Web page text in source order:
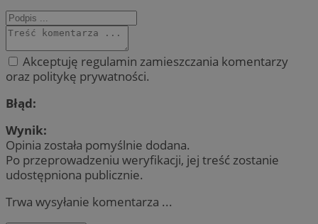
Akceptuję regulamin zamieszczania komentarzy
oraz politykę prywatności.
Błąd:
Wynik:
Opinia została pomyślnie dodana.
Po przeprowadzeniu weryfikacji, jej treść zostanie
udostępniona publicznie.
Trwa wysyłanie komentarza ...